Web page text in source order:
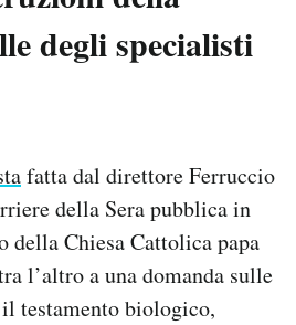
Consumismi
Europa
Altrecose
Mondiali calcio 2026
degli specialisti
fatta dal direttore Ferruccio
della Sera pubblica in
della Chiesa Cattolica papa
l’altro a una domanda sulle
testamento biologico,